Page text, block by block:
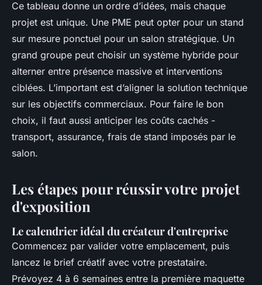
Ce tableau donne un ordre d’idées, mais chaque
projet est unique. Une PME peut opter pour un stand
sur mesure ponctuel pour un salon stratégique. Un
grand groupe peut choisir un système hybride pour
alterner entre présence massive et interventions
ciblées. L’important est d’aligner la solution technique
sur les objectifs commerciaux. Pour faire le bon
choix, il faut aussi anticiper les coûts cachés -
transport, assurance, frais de stand imposés par le
salon.
Les étapes pour réussir votre projet
d'exposition
Le calendrier idéal du créateur d'entreprise
Commencez par valider votre emplacement, puis
lancez le brief créatif avec votre prestataire.
Prévoyez 4 à 6 semaines entre la première maquette